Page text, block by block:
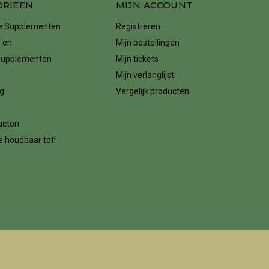
Supplementen
en
houdbaar tot!
MIJN ACCOUNT
Registreren
Mijn bestellingen
Mijn tickets
Mijn verlanglijst
Vergelijk producten